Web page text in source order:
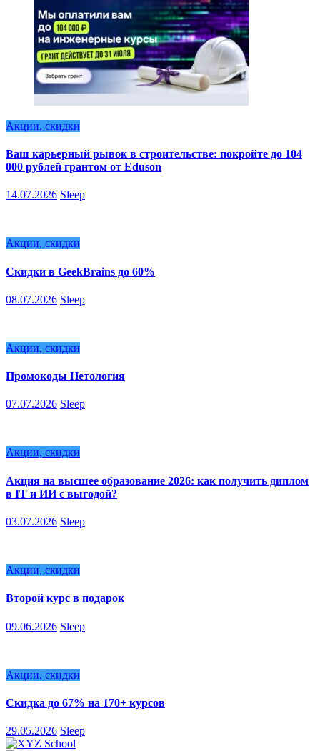
Акции, скидки
Ваш карьерный рывок в строительстве: покройте до 104
000 рублей грантом от Eduson
14.07.2026 Sleep
Акции, скидки
Скидки в GeekBrains до 60%
08.07.2026 Sleep
Акции, скидки
Промокоды Нетология
07.07.2026 Sleep
Акции, скидки
Акция на высшее образование 2026: как получить диплом
в IT и ИИ с выгодой?
03.07.2026 Sleep
Акции, скидки
Второй курс в подарок
09.06.2026 Sleep
Акции, скидки
Скидка до 67% на 170+ курсов
29.05.2026 Sleep